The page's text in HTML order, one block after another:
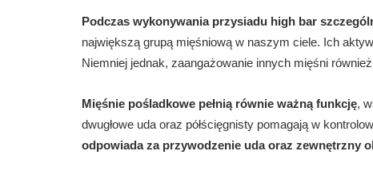
Podczas wykonywania przysiadu high bar
największą grupą mięśniową w naszym ciele. Ich
Niemniej jednak, zaangażowanie innych mięśni
Mięśnie pośladkowe pełnią równie ważną funkcję,
dwugłowe uda oraz półścięgnisty pomagają w
odpowiada za przywodzenie uda oraz zewnętrzny